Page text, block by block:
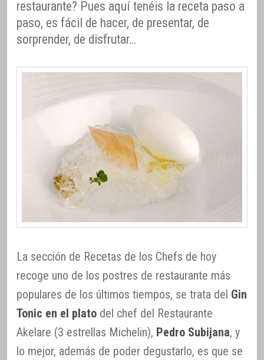
restaurante? Pues aquí tenéis la receta paso a
paso, es fácil de hacer, de presentar, de
sorprender, de disfrutar…
La sección de Recetas de los Chefs de hoy
recoge uno de los postres de restaurante más
populares de los últimos tiempos, se trata del Gin
Tonic en el plato del chef del Restaurante
Akelare (3 estrellas Michelin), Pedro Subijana, y
lo mejor, además de poder degustarlo, es que se